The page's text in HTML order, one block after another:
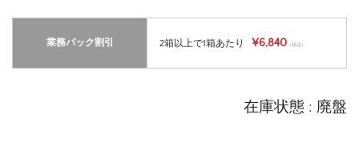
業務パック割引 2箱以上で1箱あたり ¥6,840（税込）
在庫状態 : 廃盤